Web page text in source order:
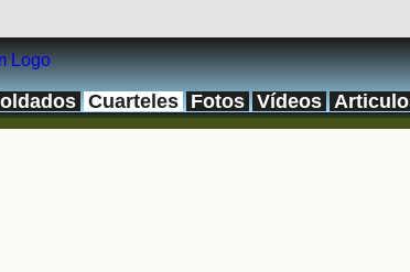
Cuarteles Fotos Vídeos